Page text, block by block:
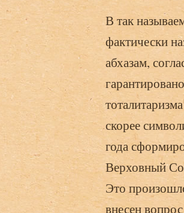
В так
фактически
абхазам,
скорее
года
Верховный
Это
внесен